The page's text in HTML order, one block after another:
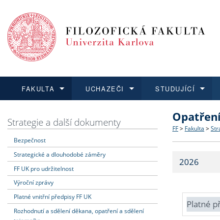
FAKULTA
Dozvědět se více
Struktura
Strategie
Fakultní
UCHAZEČI
Podat přihlášku
Co
Učitelské
STUDUJÍCÍ
Dozvědět se více
Dozvědět se více
O vědě a
Dozvědět se více
Aktuální
Strategie a další dokumenty
Bezpečnost
Strategické a dlouhodobé záměry
FF UK pro udržitelnost
Výroční zprávy
Platné vnitřní předpisy FF UK
Rozhodnutí a sdělení děkana, opatření a sdělení
FF > Fakulta >
2026
Platné